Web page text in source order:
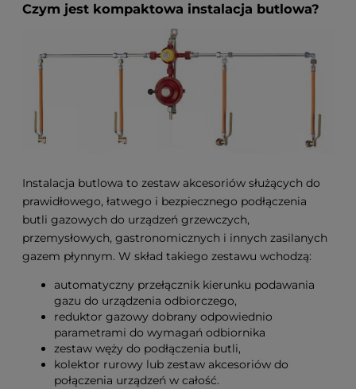
Czym jest kompaktowa instalacja butlowa?
Instalacja butlowa to zestaw akcesoriów służących do
prawidłowego, łatwego i bezpiecznego podłączenia
butli gazowych do urządzeń grzewczych,
przemysłowych, gastronomicznych i innych zasilanych
gazem płynnym. W skład takiego zestawu wchodzą:
automatyczny przełącznik kierunku podawania
gazu do urządzenia odbiorczego,
reduktor gazowy dobrany odpowiednio
parametrami do wymagań odbiornika
zestaw węży do podłączenia butli,
kolektor rurowy lub zestaw akcesoriów do
połączenia urządzeń w całość.